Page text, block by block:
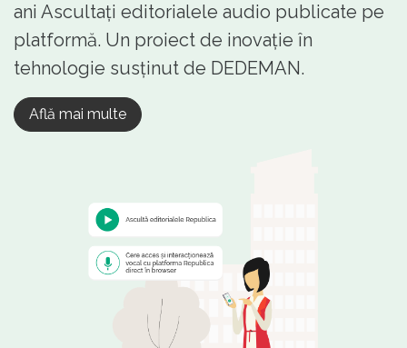
ani Ascultați editorialele audio publicate pe
platformă. Un proiect de inovație în
tehnologie susținut de DEDEMAN.
Află mai multe